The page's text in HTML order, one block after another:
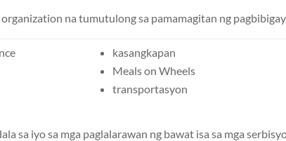
na tumutulong sa pamamagitan ng pagbibigay
kasangkapan
Meals on Wheels
transportasyon
sa iyo sa mga paglalarawan ng bawat isa sa mga